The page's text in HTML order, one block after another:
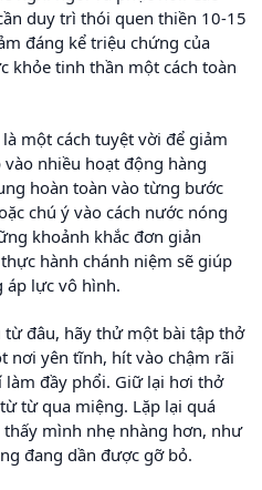
duy trì thói quen thiền 10-15
đáng kể triệu chứng của
khỏe tinh thần một cách toàn
một cách tuyệt vời để giảm
nhiều hoạt động hàng
hoàn toàn vào từng bước
chú ý vào cách nước nóng
khoảnh khắc đơn giản
hành chánh niệm sẽ giúp
lực vô hình.
đâu, hãy thử một bài tập thở
nơi yên tĩnh, hít vào chậm rãi
đầy phổi. Giữ lại hơi thở
từ qua miệng. Lặp lại quá
mình nhẹ nhàng hơn, như
đang dần được gỡ bỏ.